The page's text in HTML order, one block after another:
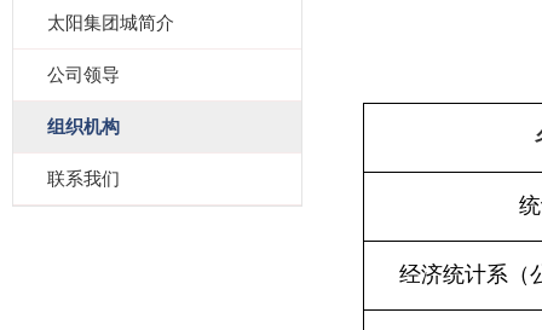
太阳集团城简介
公司领导
组织机构
联系我们
经济统计系（